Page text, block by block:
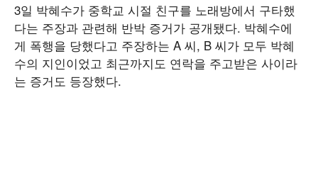
3일 박혜수가 중학교 시절 친구를 노래방에서 구타했
다는 주장과 관련해 반박 증거가 공개됐다. 박혜수에
게 폭행을 당했다고 주장하는 A 씨, B 씨가 모두 박혜
수의 지인이었고 최근까지도 연락을 주고받은 사이라
는 증거도 등장했다.